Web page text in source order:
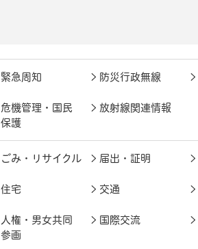
緊急周知 防災行政無線
危機管理・国民
保護
放射線関連情報
ごみ・リサイクル 届出・証明
住宅 交通
人権・男女共同
参画
国際交流